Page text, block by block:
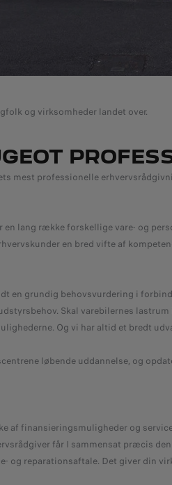
og virksomheder landet over.
mest professionelle
lang række forskellige vare- og
en bred vifte af
en grundig behovsvurdering i
Skal varebilernes
Og vi har altid et bredt
løbende uddannelse, og
af finansieringsmuligheder og
får I sammensat præcis
og reparationsaftale. Det giver din